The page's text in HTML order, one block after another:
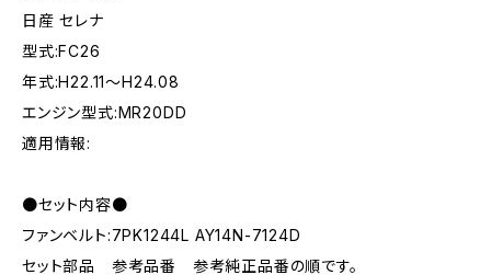
日産 セレナ
型式:FC26
年式:H22.11～H24.08
エンジン型式:MR20DD
適用情報:
●セット内容●
ファンベルト:7PK1244L AY14N-7124D
セット部品 参考品番 参考純正品番の順です。